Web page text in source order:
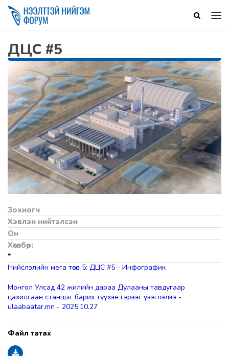
ДЦС #5
Зохиогч
Хэвлэн нийтэлсэн
Он
Хөтөлбөр:
*
Нийслэлийн мега төсөл 5: ДЦС #5 - Инфографик
Монгол Улсад 42 жилийн дараа Дулааны тавдугаар
цахилгаан станцыг барих түүхэн гэрээг үзэглэлээ -
ulaabaatar.mn - 2025.10.27